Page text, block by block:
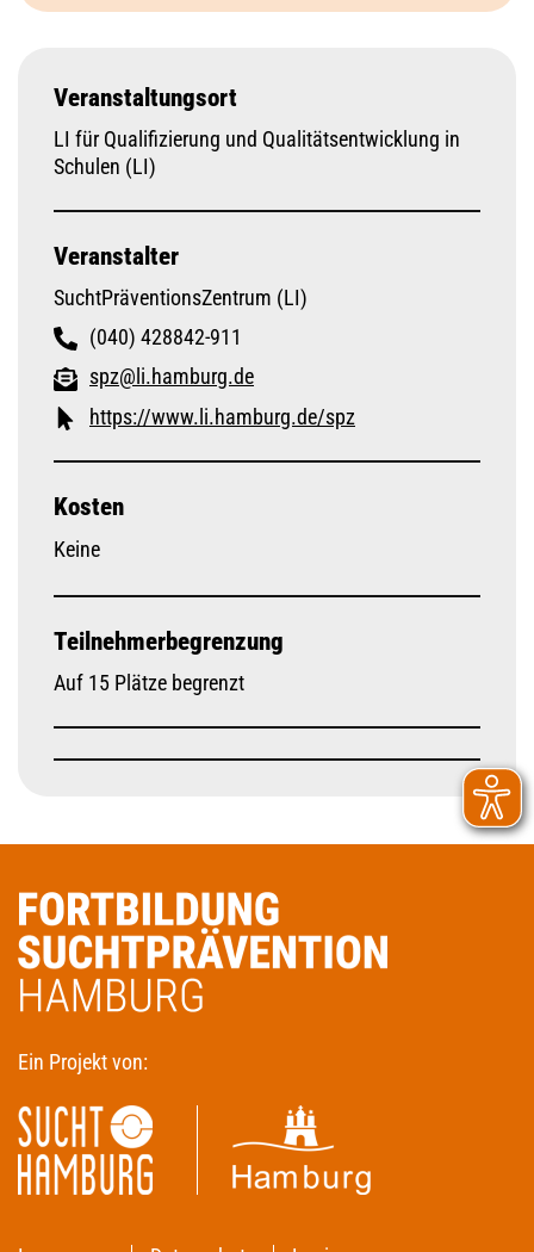
Veranstaltungsort
LI für Qualifizierung und Qualitätsentwicklung in
Schulen (LI)
Veranstalter
SuchtPräventionsZentrum (LI)
(040) 428842-911
spz@li.hamburg.de
https://www.li.hamburg.de/spz
Kosten
Keine
Teilnehmerbegrenzung
Auf 15 Plätze begrenzt
Ein Projekt von: